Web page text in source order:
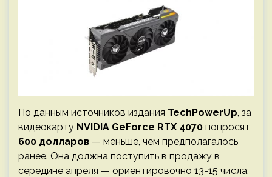
По данным источников издания TechPowerUp, за
видеокарту NVIDIA GeForce RTX 4070 попросят
600 долларов — меньше, чем предполагалось
ранее. Она должна поступить в продажу в
середине апреля — ориентировочно 13-15 числа.